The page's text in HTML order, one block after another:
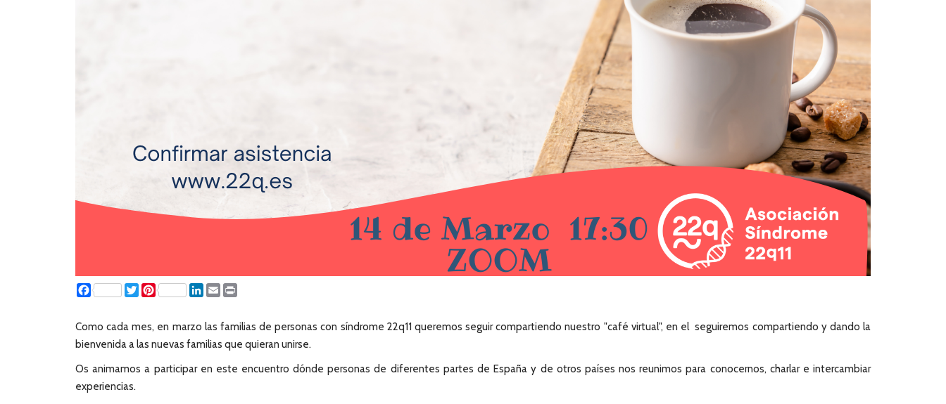
Facebook TwitterPinterest LinkedIn
Email
Como cada mes, en marzo las familias de personas con síndrome 22q11 queremos seguir compartiendo nuestro "café virtual", en el seguiremos compartiendo y dando la
bienvenida a las nuevas familias que quieran unirse.
Os animamos a participar en este encuentro dónde personas de diferentes partes de España y de otros países nos reunimos para conocernos, charlar e intercambiar
experiencias.